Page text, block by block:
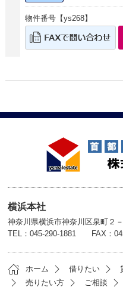
物件番号【ys268】
横浜本社
神奈川県横浜市神奈川区泉町２
TEL：045-290-1881 FAX：
ホーム 借りたい
売りたい方
ご相談